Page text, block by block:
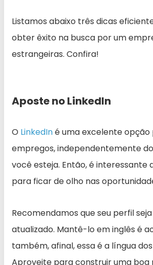
Listamos abaixo três dicas
obter êxito na busca por um
estrangeiras. Confira!
Aposte no LinkedIn
O LinkedIné uma excelente opção
empregos, independentemente
você esteja. Então, é interessante
para ficar de olho nas
Recomendamos que seu perfil
atualizado. Mantê-lo em inglês é
também, afinal, essa é a língua
Aproveite para construir uma boa